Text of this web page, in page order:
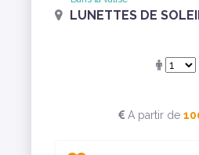
LUNETTES DE
A partir de